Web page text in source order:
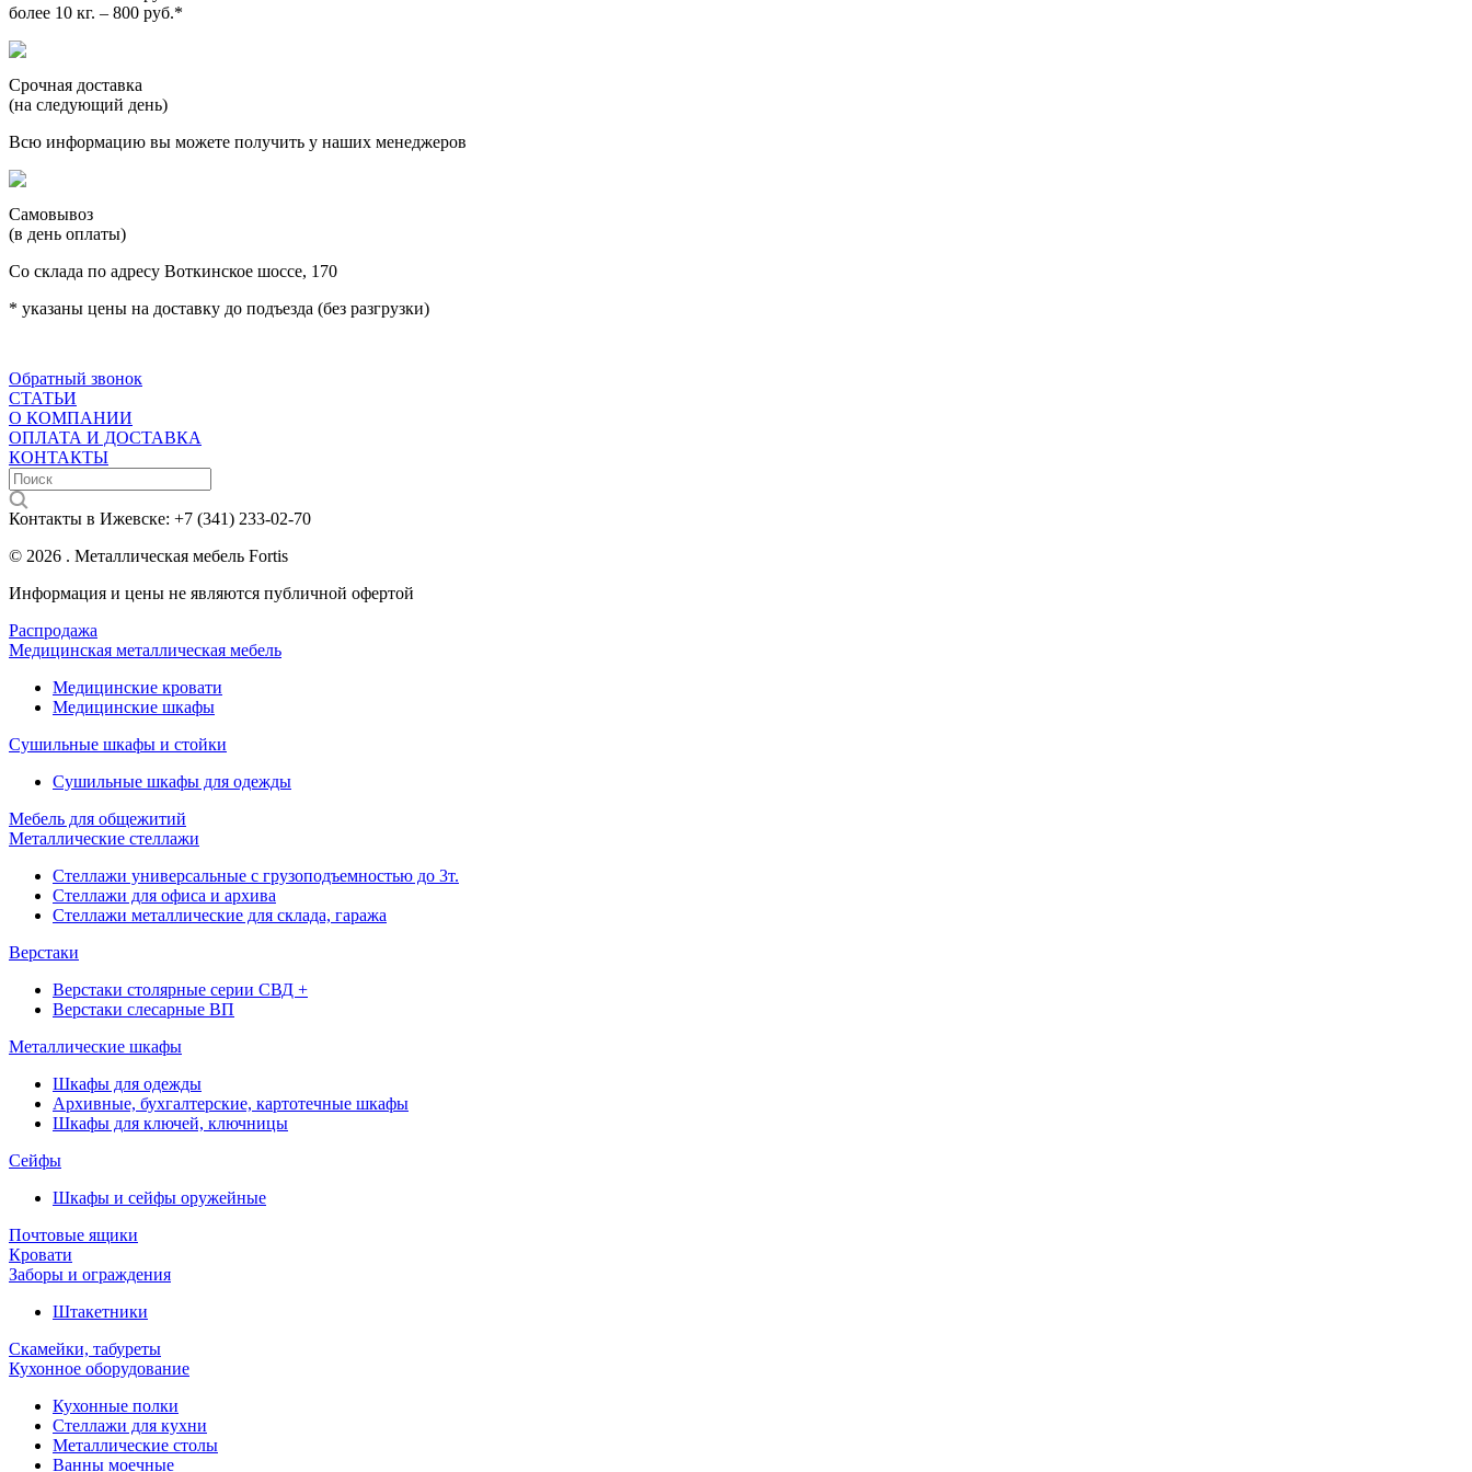
более 10 кг. – 800 руб.*
Срочная доставка
(на следующий день)
Всю информацию вы можете получить у наших менеджеров
Самовывоз
(в день оплаты)
Со склада по адресу Воткинское шоссе, 170
* указаны цены на доставку до подъезда (без разгрузки)
Обратный звонок
СТАТЬИ
О КОМПАНИИ
ОПЛАТА И ДОСТАВКА
КОНТАКТЫ
Контакты в Ижевске: +7 (341) 233-02-70
© 2026 . Металлическая мебель Fortis
Информация и цены не являются публичной офертой
Распродажа
Медицинская металлическая мебель
Медицинские кровати
Медицинские шкафы
Сушильные шкафы и стойки
Сушильные шкафы для одежды
Мебель для общежитий
Металлические стеллажи
Стеллажи универсальные с грузоподъемностью до 3т.
Стеллажи для офиса и архива
Стеллажи металлические для склада, гаража
Верстаки
Верстаки столярные серии СВД +
Верстаки слесарные ВП
Металлические шкафы
Шкафы для одежды
Архивные, бухгалтерские, картотечные шкафы
Шкафы для ключей, ключницы
Сейфы
Шкафы и сейфы оружейные
Почтовые ящики
Кровати
Заборы и ограждения
Штакетники
Скамейки, табуреты
Кухонное оборудование
Кухонные полки
Стеллажи для кухни
Металлические столы
Ванны моечные